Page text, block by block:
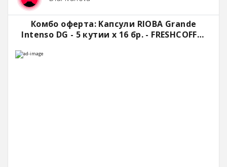
Комбо оферта: Kапсули RIOBA Grande
Intenso DG - 5 кутии x 16 бр. - FRESHCOFFEE